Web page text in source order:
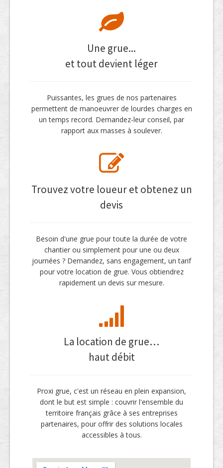
Une grue...
et tout devient léger
Puissantes, les grues de nos partenaires
permettent de manoeuvrer de lourdes charges en
un temps record. Demandez-leur conseil, par
rapport aux masses à soulever.
Trouvez votre loueur et obtenez un
devis
Besoin d'une grue pour toute la durée de votre
chantier ou simplement pour une ou deux
journées ? Demandez, sans engagement, un tarif
pour votre location de grue. Vous obtiendrez
rapidement un devis sur mesure.
La location de grue…
haut débit
Proxi grue, c'est un réseau en plein expansion,
dont le but est simple : couvrir l'ensemble du
territoire français grâce à ses entreprises
partenaires, pour offrir des solutions locales
accessibles à tous.